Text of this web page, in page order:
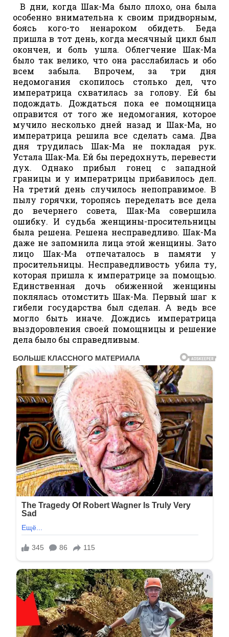
В дни, когда Шак-Ма было плохо, она была
особенно внимательна к своим придворным,
боясь кого-то ненароком обидеть. Беда
пришла в тот день, когда месячный цикл был
окончен, и боль ушла. Облегчение Шак-Ма
было так велико, что она расслабилась и обо
всем забыла. Впрочем, за три дня
недомогания скопилось столько дел, что
императрица схватилась за голову. Ей бы
подождать. Дождаться пока ее помощница
оправится от того же недомогания, которое
мучило несколько дней назад и Шак-Ма, но
императрица решила все сделать сама. Два
дня трудилась Шак-Ма не покладая рук.
Устала Шак-Ма. Ей бы передохнуть, перевести
дух. Однако прибыл гонец с западной
границы и у императрицы прибавилось дел.
На третий день случилось непоправимое. В
пылу горячки, торопясь переделать все дела
до вечернего совета, Шак-Ма совершила
ошибку. И судьба женщины-просительницы
была решена. Решена несправедливо. Шак-Ма
даже не запомнила лица этой женщины. Зато
лицо Шак-Ма отпечаталось в памяти у
просительницы. Несправедливость убила ту,
которая пришла к императрице за помощью.
Единственная дочь обиженной женщины
поклялась отомстить Шак-Ма. Первый шаг к
гибели государства был сделан. А ведь все
могло быть иначе. Дождись императрица
выздоровления своей помощницы и решение
дела было бы справедливым.